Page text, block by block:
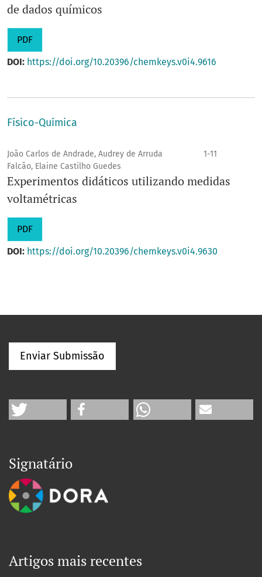
de dados químicos
PDF
DOI: https://doi.org/10.20396/chemkeys.v0i4.9616
Físico-Química
João Carlos de Andrade, Audrey de Arruda
Falcão, Elaine Castilho Guedes
1-11
Experimentos didáticos utilizando medidas
voltamétricas
PDF
DOI: https://doi.org/10.20396/chemkeys.v0i4.9630
Enviar Submissão
Signatário
Artigos mais recentes